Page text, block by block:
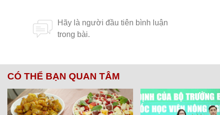
CÓ THỂ BẠN QUAN TÂM